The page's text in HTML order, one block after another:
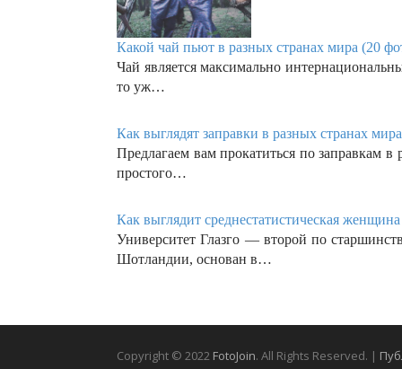
Какой чай пьют в разных странах мира (20
Чай является максимально
то уж…
Как выглядят заправки в разных странах
Предлагаем вам прокатиться по заправкам
простого…
Как выглядит среднестатистическая
Университет Глазго — второй по
Шотландии, основан в…
Copyright © 2022 FotoJoin. All Rights Reserved. |